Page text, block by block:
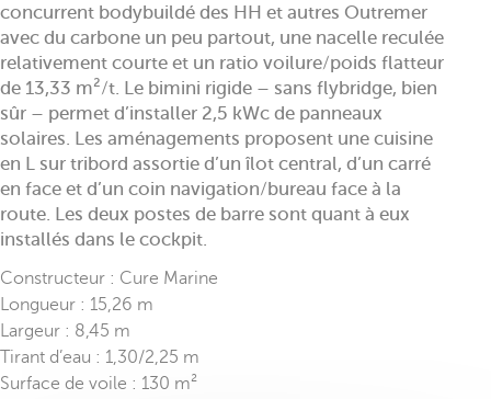
concurrent bodybuildé des HH et autres Outremer
avec du carbone un peu partout, une nacelle reculée
relativement courte et un ratio voilure/poids flatteur
de 13,33 m²/t. Le bimini rigide – sans flybridge, bien
sûr – permet d’installer 2,5 kWc de panneaux
solaires. Les aménagements proposent une cuisine
en L sur tribord assortie d’un îlot central, d’un carré
en face et d’un coin navigation/bureau face à la
route. Les deux postes de barre sont quant à eux
installés dans le cockpit.
Constructeur : Cure Marine
Longueur : 15,26 m
Largeur : 8,45 m
Tirant d’eau : 1,30/2,25 m
Surface de voile : 130 m²